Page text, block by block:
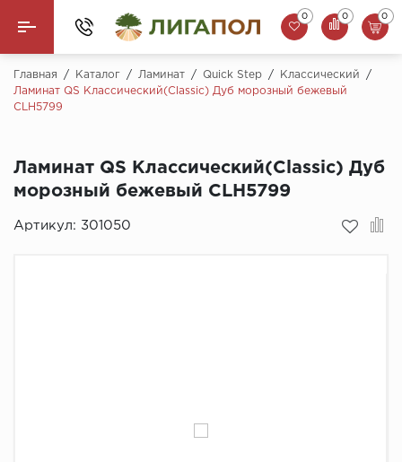
Назад
Ламинат
Паркетная доска
SPC Ламинат
0 0 0
Главная / Каталог / Ламинат / Quick Step / Классический
/
Ламинат QS Классический(Classic) Дуб морозный бежевый
CLH5799
Ламинат QS Классический(Classic) Дуб
морозный бежевый CLH5799
Артикул: 301050